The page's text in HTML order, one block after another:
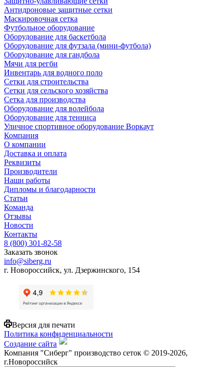
Антидроновые защитные сетки
Маскировочная сетка
Футбольное оборудование
Оборудование для баскетбола
Оборудование для футзала (мини-футбола)
Оборудование для гандбола
Мячи для регби
Инвентарь для водного поло
Сетки для строительства
Сетки для сельского хозяйства
Сетка для производства
Оборудование для волейбола
Оборудование для тенниса
Уличное спортивное оборудование Воркаут
Компания
О компании
Доставка и оплата
Реквизиты
Производители
Наши работы
Дипломы и благодарности
Статьи
Команда
Отзывы
Новости
Контакты
8 (800) 301-82-58
Заказать звонок
info@siberg.ru
г. Новороссийск, ул. Дзержинского, 154
Версия для печати
Политика конфиденциальности
Создание сайта
Компания "Сиберг" производство сеток © 2019-2026,
г.Новороссийск